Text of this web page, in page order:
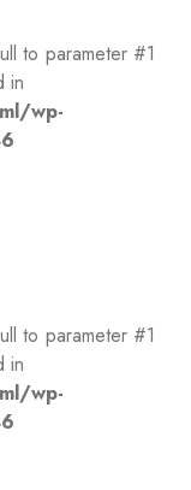
to parameter #1
in
wp-
to parameter #1
in
wp-